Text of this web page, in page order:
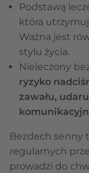
Podstawą
która
Ważna jest
stylu życia.
Nieleczony
ryzyko
zawału,
Bezdech senny
regularnych
prowadzi do